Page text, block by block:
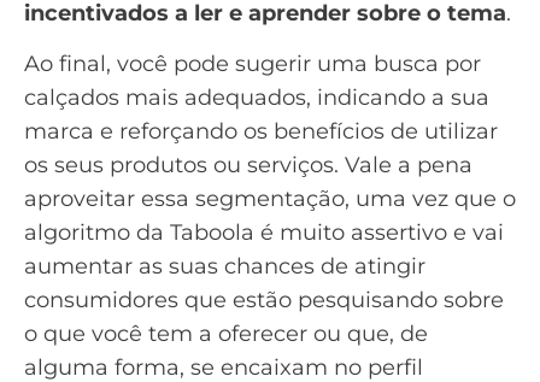
incentivados a ler e aprender sobre o tema.
Ao final, você pode sugerir uma busca por
calçados mais adequados, indicando a sua
marca e reforçando os benefícios de utilizar
os seus produtos ou serviços. Vale a pena
aproveitar essa segmentação, uma vez que o
algoritmo da Taboola é muito assertivo e vai
aumentar as suas chances de atingir
consumidores que estão pesquisando sobre
o que você tem a oferecer ou que, de
alguma forma, se encaixam no perfil